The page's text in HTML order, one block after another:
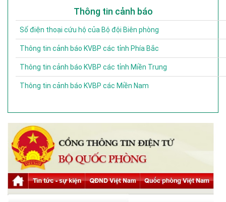
Thông tin cảnh báo
Số điện thoại cứu hộ của Bộ đội Biên phòng
Thông tin cảnh báo KVBP các tỉnh Phía Bắc
Thông tin cảnh báo KVBP các tỉnh Miền Trung
Thông tin cảnh báo KVBP các Miền Nam